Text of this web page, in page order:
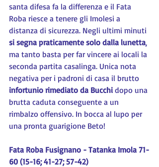
santa difesa fa la differenza e il Fata
Roba riesce a tenere gli Imolesi a
distanza di sicurezza. Negli ultimi minuti
si segna praticamente solo dalla lunetta,
ma tanto basta per far vincere ai locali la
seconda partita casalinga. Unica nota
negativa per i padroni di casa il brutto
infortunio rimediato da Bucchi dopo una
brutta caduta conseguente a un
rimbalzo offensivo. In bocca al lupo per
una pronta guarigione Beto!
Fata Roba Fusignano - Tatanka Imola 71-
60 (15-16; 41-27; 57-42)